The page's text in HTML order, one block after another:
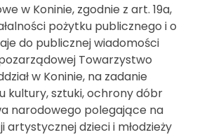
w Koninie, zgodnie z art. 19a,
pożytku publicznego i o
do publicznej wiadomości
Towarzystwo
w Koninie, na zadanie
kultury, sztuki, ochrony dóbr
narodowego polegające na
artystycznej dzieci i młodzieży